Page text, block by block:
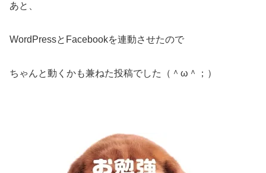
あと、
WordPressとFacebookを連動させたので
ちゃんと動くかも兼ねた投稿でした（＾ω＾；）